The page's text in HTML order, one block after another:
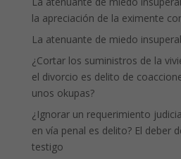
la apreciación de la eximente
La atenuante de miedo
¿Cortar los suministros de la
el divorcio es delito de
unos okupas?
¿Ignorar un requerimiento
en vía penal es delito? El deber
testigo